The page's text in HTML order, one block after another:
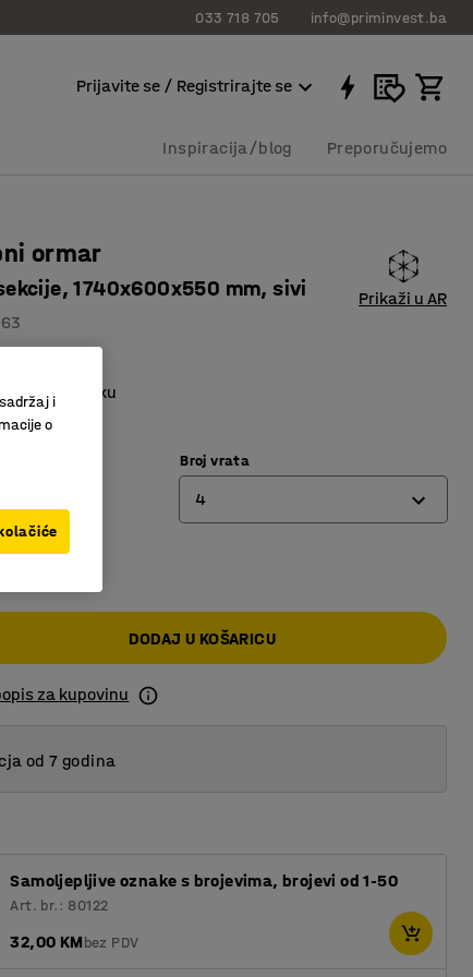
033 718 705 info@priminvest.ba
Prijavite se / Registrirajte se
Inspiracija/blog Preporučujemo
ormar
1740x600x550 mm, sivi Prikaži u AR
ima prečku
pretinaca
Broj vrata
4
8
DODAJ U KOŠARICU
za kupovinu
od 7 godina
Samoljepljive oznake s brojevima, brojevi od 1-50
Art. br.: 80122
32,00 KMbez PDV
i
o